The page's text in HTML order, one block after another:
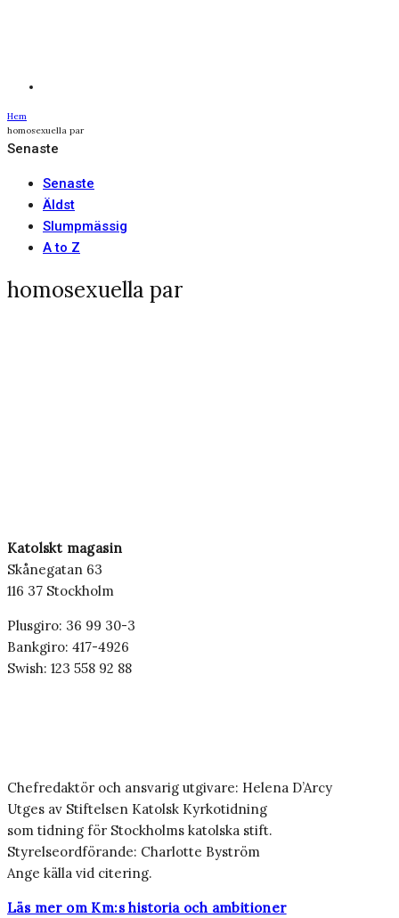
Hem
homosexuella par
Senaste
Senaste
Äldst
Slumpmässig
A to Z
homosexuella par
Katolskt magasin
Skånegatan 63
116 37 Stockholm
Plusgiro: 36 99 30-3
Bankgiro: 417-4926
Swish: 123 558 92 88
Chefredaktör och ansvarig utgivare: Helena D’Arcy
Utges av Stiftelsen Katolsk Kyrkotidning
som tidning för Stockholms katolska stift.
Styrelseordförande: Charlotte Byström
Ange källa vid citering.
Läs mer om Km:s historia och ambitioner